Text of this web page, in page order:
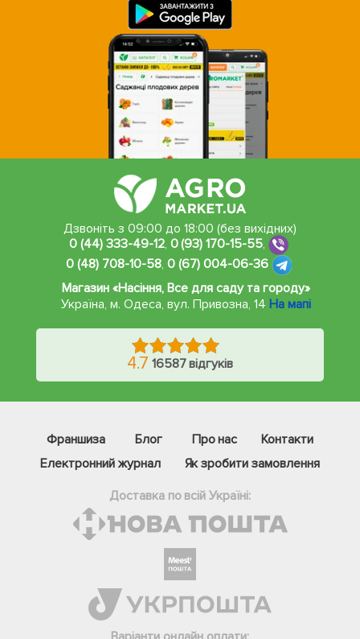
Дзвоніть з 09:00 до 18:00 (без вихідних)
0 (44) 333-49-12, 0 (93) 170-15-55,
0 (48) 708-10-58, 0 (67) 004-06-36
Магазин «Насіння, Все для саду та городу»
Україна, м. Одеса,вул. Привозна, 14 На мапі
4.7 16587 відгуків
Франшиза Блог Про нас
Контакти
Електронний журнал
Як зробити замовлення
Доставка по всій Україні:
Телеграм